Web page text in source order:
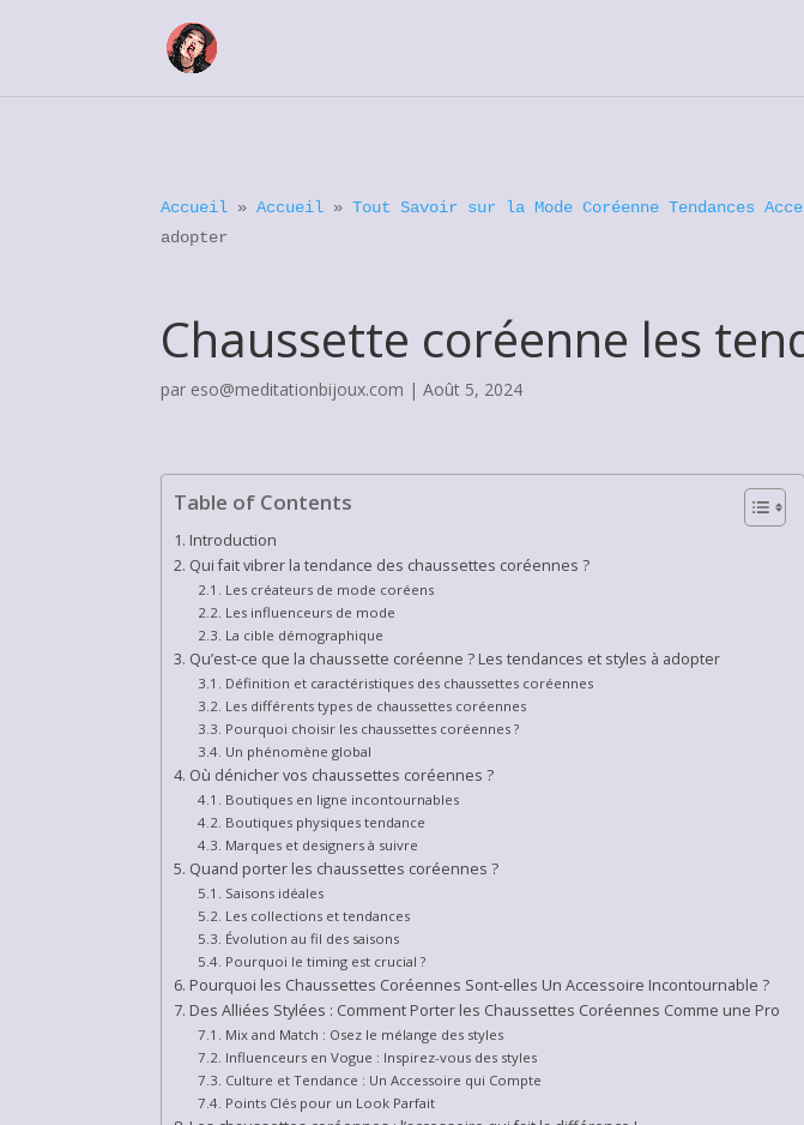
Accueil »Accueil »Tout Savoir sur la Mode Coréenne Tendances
adopter
Chaussette coréenne les
par eso@meditationbijoux.com |Août 5, 2024
Table of Contents
Introduction
Qui fait vibrer la tendance des chaussettes coréennes ?
Les créateurs de mode coréens
Les influenceurs de mode
La cible démographique
Qu’est-ce que la chaussette coréenne ? Les tendances et styles à adopter
Définition et caractéristiques des chaussettes coréennes
Les différents types de chaussettes coréennes
Pourquoi choisir les chaussettes coréennes ?
Un phénomène global
Où dénicher vos chaussettes coréennes ?
Boutiques en ligne incontournables
Boutiques physiques tendance
Marques et designers à suivre
Quand porter les chaussettes coréennes ?
Saisons idéales
Les collections et tendances
Évolution au fil des saisons
Pourquoi le timing est crucial ?
Pourquoi les Chaussettes Coréennes Sont-elles Un Accessoire Incontournable ?
Des Alliées Stylées : Comment Porter les Chaussettes Coréennes Comme une Pro
Mix and Match : Osez le mélange des styles
Influenceurs en Vogue : Inspirez-vous des styles
Culture et Tendance : Un Accessoire qui Compte
Points Clés pour un Look Parfait